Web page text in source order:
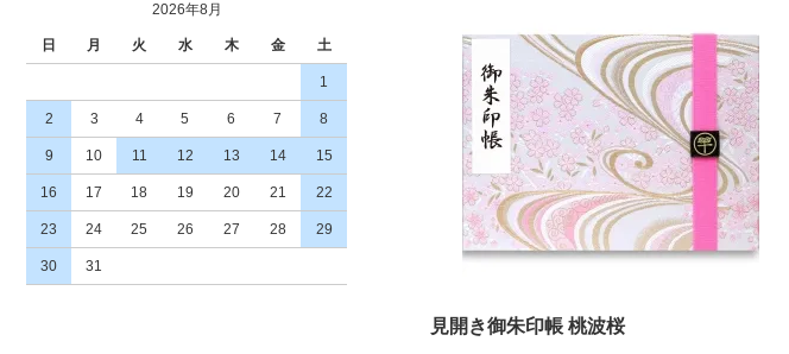
2026年8月
日 月 火 水 木 金 土
1
2 3 4 5 6 7 8
9 10 11 12 13 14 15
16 17 18 19 20 21 22
23 24 25 26 27 28 29
30 31
見開き御朱印帳 桃波桜